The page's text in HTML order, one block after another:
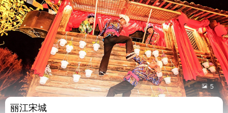
 5
丽江宋城
